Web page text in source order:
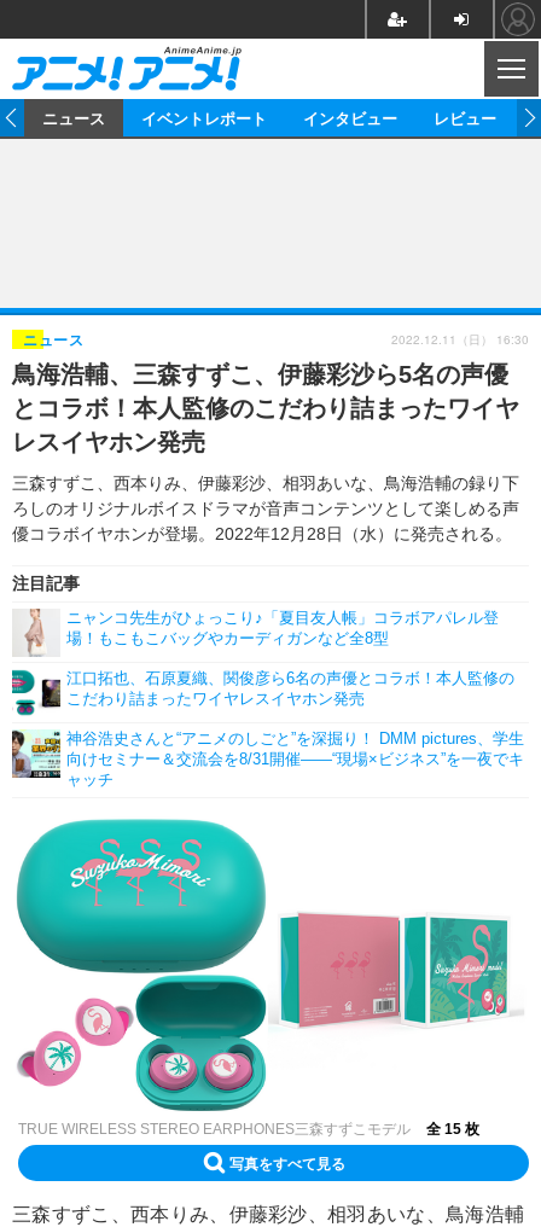
ゲーム グッズ
イベント 海外
海外イベント ビジネス
俳優・タレント アーティスト
ビジネス
アニメ 実写
書評 イベント
ゲーム 座談会
動画
アニメ
アニメ！アニメ！TV ABEMA Cafe
連載・コラム
ニュース イベントレポート インタビュー レビュー
鳥海浩輔、三森すずこ、伊藤彩沙ら5名の声優
とコラボ！本人監修のこだわり詰まったワイヤ
レスイヤホン発売
三森すずこ、西本りみ、伊藤彩沙、相羽あいな、鳥海浩輔の録り下
ろしのオリジナルボイスドラマが音声コンテンツとして楽しめる声
優コラボイヤホンが登場。2022年12月28日（水）に発売される。
ニュース
注目記事
ニャンコ先生がひょっこり♪「夏目友人帳」コラボアパレル登
場！もこもこバッグやカーディガンなど全8型
江口拓也、石原夏織、関俊彦ら6名の声優とコラボ！本人監修の
こだわり詰まったワイヤレスイヤホン発売
神谷浩史さんと“アニメのしごと”を深掘り！ DMM pictures、学生
向けセミナー＆交流会を8/31開催――“現場×ビジネス”を一夜でキ
ャッチ
2022.12.11（日） 16:30
TRUE WIRELESS STEREO EARPHONES三森すずこモデル 全 15 枚
写真をすべて見る
三森すずこ、西本りみ、伊藤彩沙、相羽あいな、鳥海浩輔